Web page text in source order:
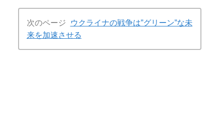
次のページ
ウクライナの戦争は”グリーン”な未
来を加速させる